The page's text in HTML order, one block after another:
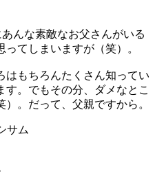
んな素敵なお父さんがいる
てしまいますが（笑）。
もちろんたくさん知ってい
す。でもその分、ダメなとこ
。だって、父親ですから。